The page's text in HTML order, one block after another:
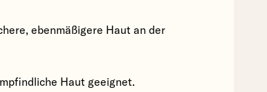
ebenmäßigere Haut an der
Haut geeignet.